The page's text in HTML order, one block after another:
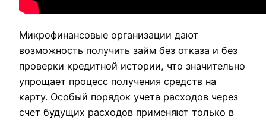
Микрофинансовые организации дают
возможность получить займ без отказа и без
проверки кредитной истории, что значительно
упрощает процесс получения средств на
карту. Особый порядок учета расходов через
счет будущих расходов применяют только в